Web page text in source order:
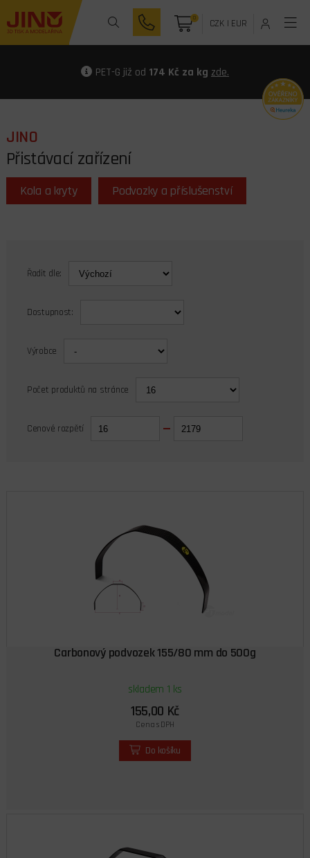
0 CZK| EUR
PET-G již od 174 Kč za kg zde.
JINO
Přistávací zařízení
Kola a kryty Podvozky a příslušenství
Řadit dle:
Dostupnost:
Výrobce
Počet produktů na stránce
Cenové rozpětí
Carbonový podvozek 155/80 mm do 500g
skladem 1 ks
155,00 Kč
Cena s DPH
Do košíku